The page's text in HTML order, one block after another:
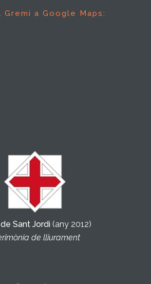
Gremi a Google Maps:
Sant Jordi (any 2012)
de lliurament